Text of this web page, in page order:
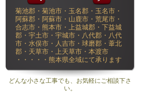
菊池郡・菊池市・玉名郡・玉名市・
阿蘇郡・阿蘇市・山鹿市・荒尾市・
合志市・熊本市・上益城郡・下益城
郡・宇土市・宇城市・八代郡・八代
市・水俣市・人吉市・球磨郡・葦北
郡・天草市・上天草市・本渡市
・・・・・熊本県全域にて承ります
どんな小さな工事でも、お気軽にご相談下さ
い。